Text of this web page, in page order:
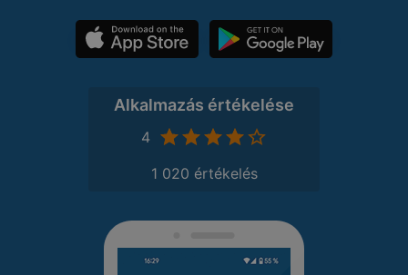
Alkalmazás értékelése
4
1 020 értékelés